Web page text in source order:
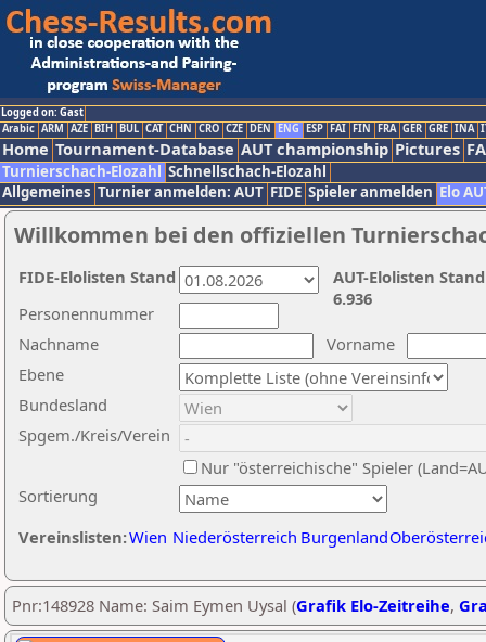
Logged on: Gast
Arabic ARM AZE BIH BUL CAT CHN CRO CZE DEN ENG ESP FAI FIN FRA GER GRE INA
Home Tournament-Database AUT championship Pictures
Turnierschach-Elozahl Schnellschach-Elozahl
Allgemeines Turnier anmelden: AUT FIDE Spieler anmelden Elo
Willkommen bei den offiziellen
Nachname
Vorname
Ebene
Sortierung
Personennummer
Bundesland
Spgem./Kreis/Verein
Nur "österreichische" Spieler
Vereinslisten:Wien Niederösterreich Burgenland
AUT-Elolisten
6.936
FIDE-Elolisten Stand
Pnr:148928 Name: Saim Eymen Uysal (Grafik Elo-Zeitreihe,